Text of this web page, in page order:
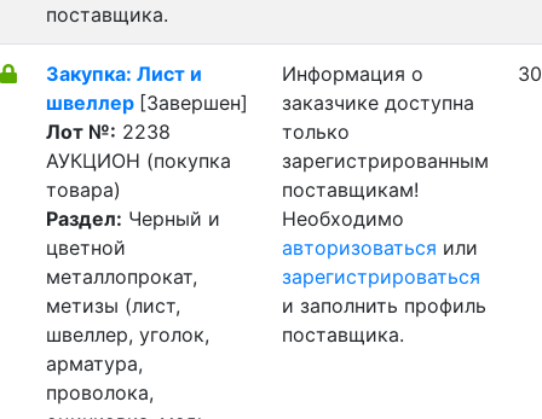
поставщика.
Закупка: Лист и
швеллер [Завершен]
Лот №: 2238
АУКЦИОН (покупка
товара)
Раздел: Черный и
цветной
металлопрокат,
метизы (лист,
швеллер, уголок,
арматура,
проволока,
Информация о
заказчике доступна
только
зарегистрированным
поставщикам!
Необходимо
авторизоваться или
зарегистрироваться
и заполнить профиль
поставщика.